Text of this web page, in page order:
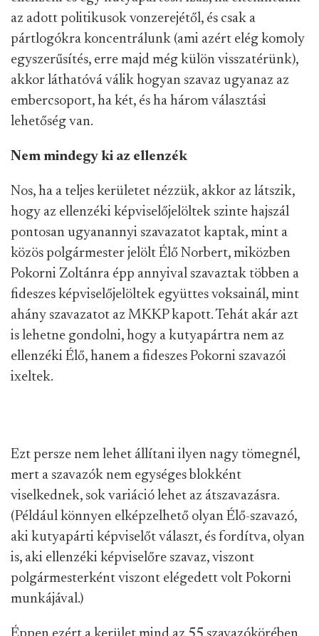
az adott politikusok vonzerejétől, és csak a
pártlogókra koncentrálunk (ami azért elég komoly
egyszerűsítés, erre majd még külön visszatérünk),
akkor láthatóvá válik hogyan szavaz ugyanaz az
embercsoport, ha két, és ha három választási
lehetőség van.
Nem mindegy ki az ellenzék
Nos, ha a teljes kerületet nézzük, akkor az látszik,
hogy az ellenzéki képviselőjelöltek szinte hajszál
pontosan ugyanannyi szavazatot kaptak, mint a
közös polgármester jelölt Élő Norbert, miközben
Pokorni Zoltánra épp annyival szavaztak többen a
fideszes képviselőjelöltek együttes voksainál, mint
ahány szavazatot az MKKP kapott. Tehát akár azt
is lehetne gondolni, hogy a kutyapártra nem az
ellenzéki Élő, hanem a fideszes Pokorni szavazói
ixeltek.
Ezt persze nem lehet állítani ilyen nagy tömegnél,
mert a szavazók nem egységes blokként
viselkednek, sok variáció lehet az átszavazásra.
(Például könnyen elképzelhető olyan Élő-szavazó,
aki kutyapárti képviselőt választ, és fordítva, olyan
is, aki ellenzéki képviselőre szavaz, viszont
polgármesterként viszont elégedett volt Pokorni
munkájával.)